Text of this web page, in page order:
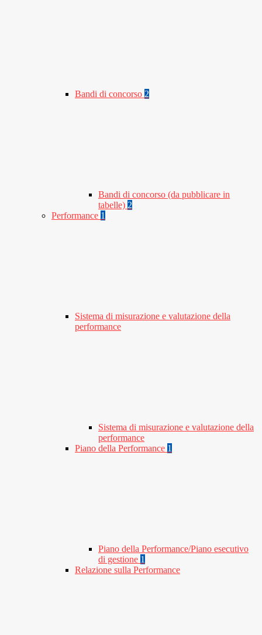
Bandi di concorso 2
Bandi di concorso (da pubblicare in
tabelle) 2
Performance 1
Sistema di misurazione e valutazione della
performance
Sistema di misurazione e valutazione della
performance
Piano della Performance 1
Piano della Performance/Piano esecutivo
di gestione 1
Relazione sulla Performance